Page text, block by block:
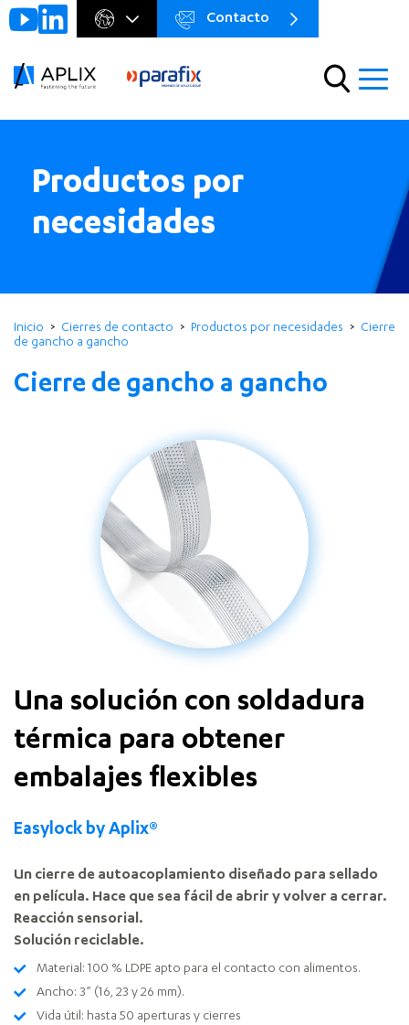
Go to
main
Menu
Menu
preheader
Contacto
Productos por
necesidades
Inicio Cierres de contacto Productos por necesidades
Cierre
de gancho a gancho
Cierre de gancho a gancho
Una solución con soldadura
térmica para obtener
embalajes flexibles
Easylock by Aplix®
Un cierre de autoacoplamiento diseñado para sellado
en película. Hace que sea fácil de abrir y volver a cerrar.
Reacción sensorial.
Solución reciclable.
Material: 100 % LDPE apto para el contacto con alimentos.
Ancho: 3” (16, 23 y 26 mm).
Vida útil: hasta 50 aperturas y cierres